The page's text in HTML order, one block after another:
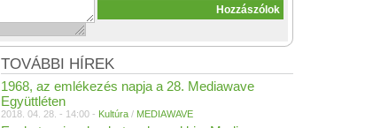
TOVÁBBI HÍREK
1968, az emlékezés napja a 28. Mediawave
Együttléten
2018. 04. 28. - 14:00 - Kultúra / MEDIAWAVE